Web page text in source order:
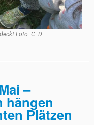
Foto: C. D.
–
hängen
Plätzen